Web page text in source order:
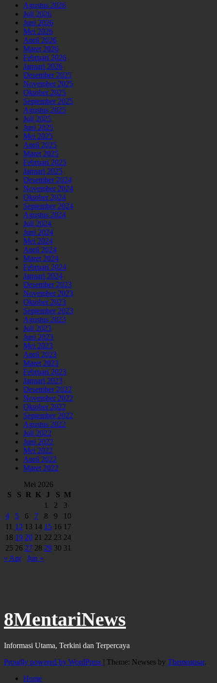
Agustus 2026
Juli 2026
Juni 2026
Mei 2026
April 2026
Maret 2026
Februari 2026
Januari 2026
Desember 2025
November 2025
Oktober 2025
September 2025
Agustus 2025
Juli 2025
Juni 2025
Mei 2025
April 2025
Maret 2025
Februari 2025
Januari 2025
Desember 2024
November 2024
Oktober 2024
September 2024
Agustus 2024
Juli 2024
Juni 2024
Mei 2024
April 2024
Maret 2024
Februari 2024
Januari 2024
Desember 2023
November 2023
Oktober 2023
September 2023
Agustus 2023
Juli 2023
Juni 2023
Mei 2023
April 2023
Maret 2023
Februari 2023
Januari 2023
Desember 2022
November 2022
Oktober 2022
September 2022
Agustus 2022
Juli 2022
Juni 2022
Mei 2022
April 2022
Maret 2022
Mei 2026
S
S R K J S M
1
2
3
4
5 6 7 8 9
10
11 12 13 14 15 16 17
18 19 20 21 22 23 24
25 26 27 28 29 30 31
« Apr
Jun »
8MentariNews
Informasi Utama, Terkini dan Terpercaya
Proudly powered by WordPress | Theme: Newses by Themeansar.
Home